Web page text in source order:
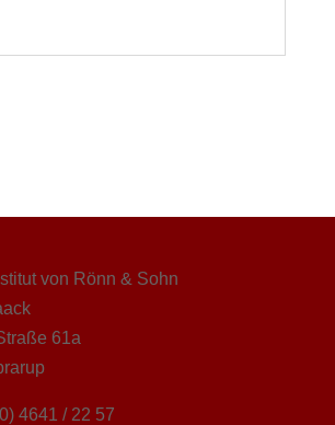
von Rönn & Sohn
61a
4641 / 22 57